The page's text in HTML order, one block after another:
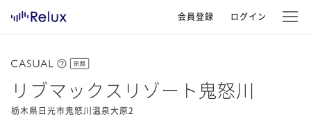
会員登録 ログイン
旅館
リブマックスリゾート鬼怒川
栃木県日光市鬼怒川温泉大原2